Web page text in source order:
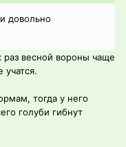
довольно
весной вороны чаще
учатся.
тогда у него
голуби гибнут